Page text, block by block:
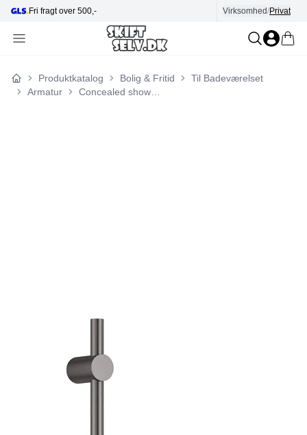
Virksomhed/Privat
Forside
Produktkatalog Bolig & Fritid
Til Badeværelset
Armatur